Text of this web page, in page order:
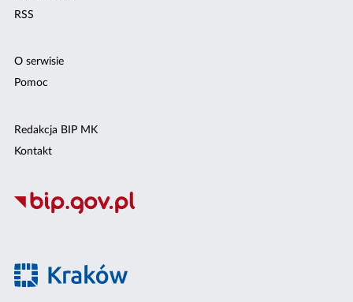
RSS
O serwisie
Pomoc
Redakcja BIP MK
Kontakt